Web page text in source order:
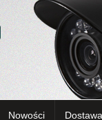
Nowości